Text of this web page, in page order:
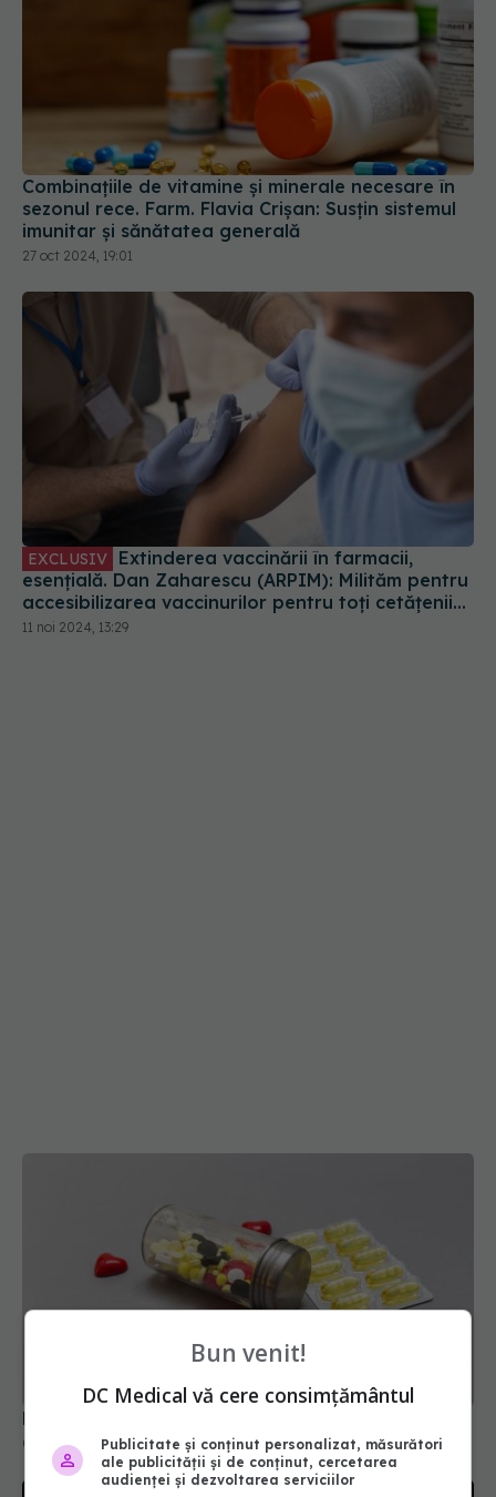
Combinațiile de vitamine și minerale necesare în
sezonul rece. Farm. Flavia Crișan: Susțin sistemul
imunitar și sănătatea generală
27 oct 2024, 19:01
EXCLUSIV
esențială. Dan Zaharescu (ARPIM): Milităm pentru
accesibilizarea vaccinurilor pentru toți cetățenii
României
11 noi 2024, 13:29
Medicamentele GLP-1 pot reduce fibrilația atrială
05 mai 2025, 14:44
Bun venit!
DC Medical vă cere consimțământul
Publicitate și conținut personalizat, măsurători
ale publicității și de conținut, cercetarea
audienței și dezvoltarea serviciilor